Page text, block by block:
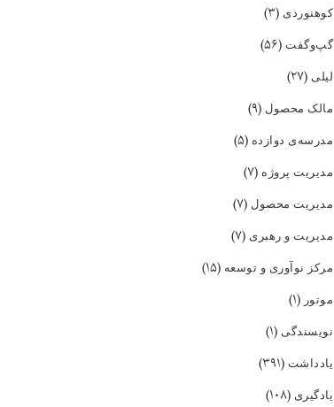
کوهنوردی (۳)
گپ‌و‌گفت (۵۶)
لیلی (۲۷)
مالک محصول (۹)
مدرسه‌ی دوازده (۵)
مدیریت پروژه (۷)
مدیریت محصول (۷)
مدیریت و رهبری (۷)
مرکز نوآوری و توسعه (۱۵)
موتور(۱)
نویسندگی (۱)
یادداشت (۳۹۱)
یادگیری (۱۰۸)